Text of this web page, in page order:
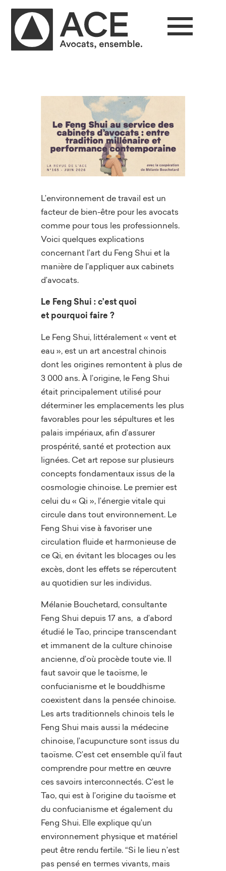
L’environnement de travail est un
facteur de bien-être pour les avocats
comme pour tous les professionnels.
Voici quelques explications
concernant l’art du Feng Shui et la
manière de l’appliquer aux cabinets
d’avocats.
Le Feng Shui :c’est quoi
et pourquoi faire ?
Le Feng Shui, littéralement « vent et
eau », est un art ancestral chinois
dont les origines remontent à plus de
3 000 ans. À l’origine, le Feng Shui
était principalement utilisé pour
déterminer les emplacements les plus
favorables pour les sépultures et les
palais impériaux, afin d’assurer
prospérité, santé et protection aux
lignées. Cet art repose sur plusieurs
concepts fondamentaux issus de la
cosmologie chinoise. Le premier est
celui du « Qi », l’énergie vitale qui
circule dans tout environnement. Le
Feng Shui vise à favoriser une
circulation fluide et harmonieuse de
ce Qi, en évitant les blocages ou les
excès, dont les effets se répercutent
au quotidien sur les individus.
Mélanie Bouchetard, consultante
Feng Shui depuis 17 ans, a d’abord
étudié le Tao, principe transcendant
et immanent de la culture chinoise
ancienne, d’où procède toute vie. Il
faut savoir que le taoïsme, le
confucianisme et le bouddhisme
coexistent dans la pensée chinoise.
Les arts traditionnels chinois tels le
Feng Shui mais aussi la médecine
chinoise, l’acupuncture sont issus du
taoïsme. C’est cet ensemble qu’il faut
comprendre pour mettre en œuvre
ces savoirs interconnectés. C’est le
Tao, qui est à l’origine du taoïsme et
du confucianisme et également du
Feng Shui. Elle explique qu’un
environnement physique et matériel
peut être rendu fertile. “Si le lieu n’est
pas pensé en termes vivants, mais